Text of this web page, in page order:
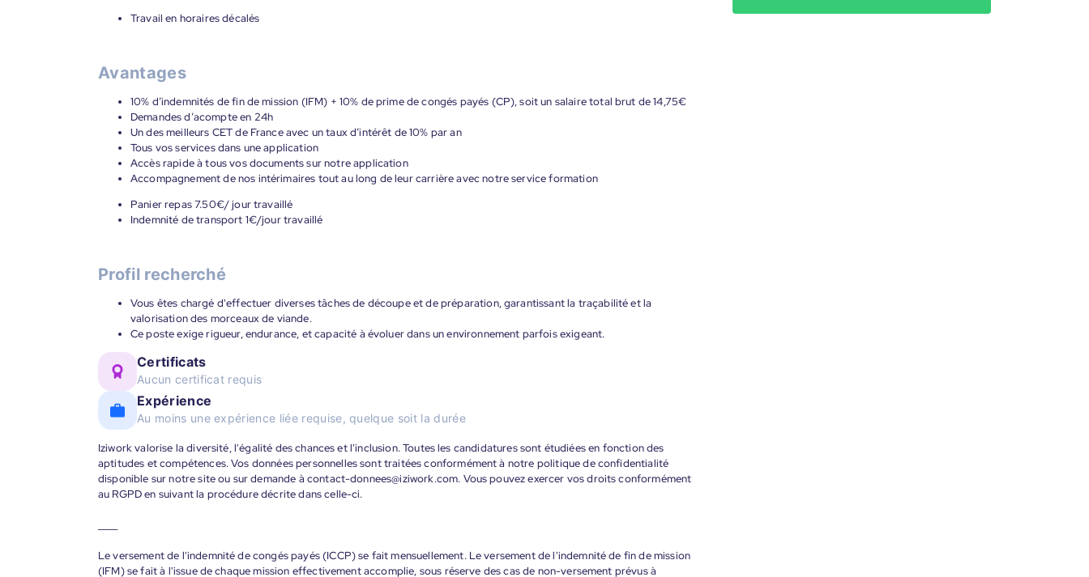
Travail en horaires décalés
Avantages
10% d’indemnités de fin de mission (IFM) + 10% de prime de congés payés (CP), soit un salaire total brut de 14,75€
Demandes d’acompte en 24h
Un des meilleurs CET de France avec un taux d’intérêt de 10% par an
Tous vos services dans une application
Accès rapide à tous vos documents sur notre application
Accompagnement de nos intérimaires tout au long de leur carrière avec notre service formation
Panier repas 7.50€/ jour travaillé
Indemnité de transport 1€/jour travaillé
Profil recherché
Vous êtes chargé d'effectuer diverses tâches de découpe et de préparation, garantissant la traçabilité et la
valorisation des morceaux de viande.
Ce poste exige rigueur, endurance, et capacité à évoluer dans un environnement parfois exigeant.
Certificats
Aucun certificat requis
Expérience
Au moins une expérience liée requise, quelque soit la durée
Iziwork valorise la diversité, l'égalité des chances et l'inclusion. Toutes les candidatures sont étudiées en fonction des
aptitudes et compétences. Vos données personnelles sont traitées conformément à notre politique de confidentialité
disponible sur notre site ou sur demande à contact-donnees@iziwork.com. Vous pouvez exercer vos droits conformément
au RGPD en suivant la procédure décrite dans celle-ci.
Le versement de l'indemnité de congés payés (ICCP) se fait mensuellement. Le versement de l'indemnité de fin de mission
(IFM) se fait à l'issue de chaque mission effectivement accomplie, sous réserve des cas de non-versement prévus à